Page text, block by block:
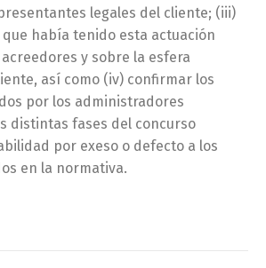
legales del cliente; (iii)
había tenido esta actuación
y sobre la esfera
así como (iv) confirmar los
por los administradores
distintas fases del concurso
por exeso o defecto a los
en la normativa.